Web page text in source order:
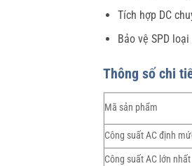
Tích hợp DC
Bảo vệ SPD
Thông số chi
Mã sản phẩm
Công suất AC định
Công suất AC lớn nhất